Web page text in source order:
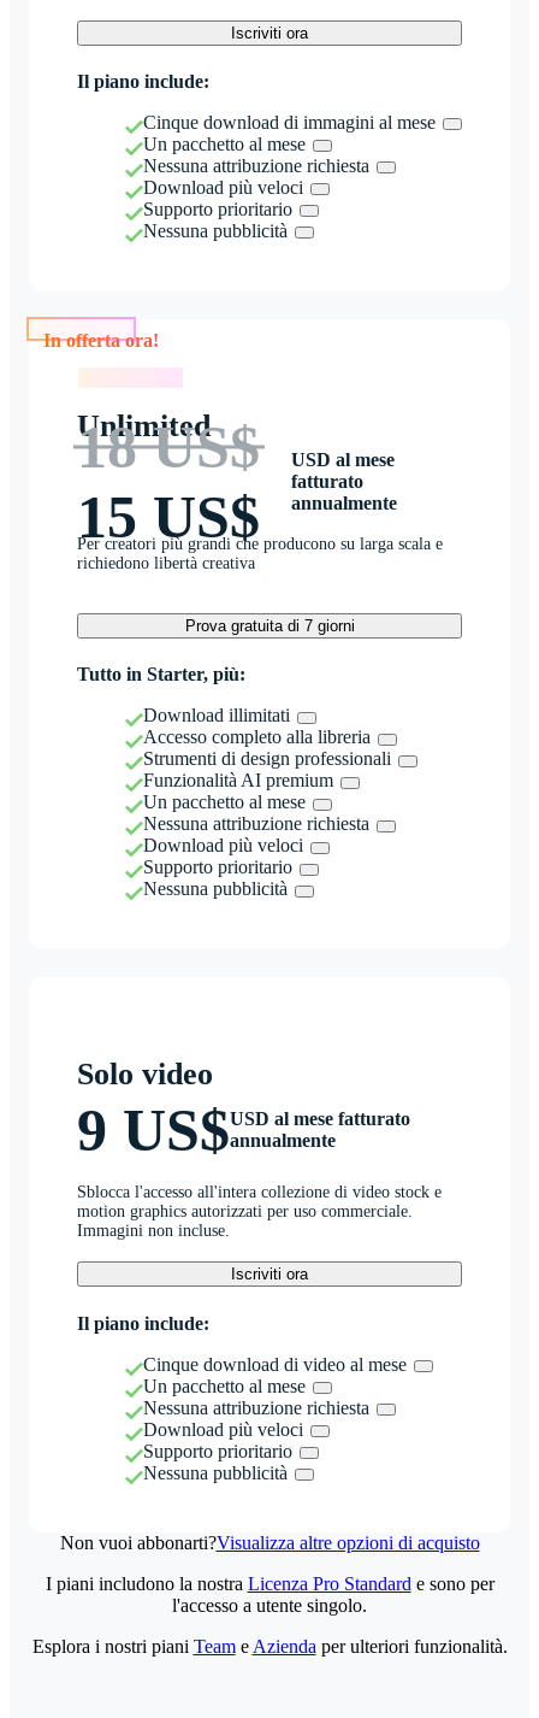
Iscriviti ora
Il piano include:
Cinque download di immagini al mese
Un pacchetto al mese
Nessuna attribuzione richiesta
Download più veloci
Supporto prioritario
Nessuna pubblicità
Unlimited
18 US$
15 US$
USD al mese
fatturato
annualmente
Per creatori più grandi che producono su larga scala e
richiedono libertà creativa
Prova gratuita di 7 giorni
Tutto in Starter, più:
Download illimitati
Accesso completo alla libreria
Strumenti di design professionali
Funzionalità AI premium
Un pacchetto al mese
Nessuna attribuzione richiesta
Download più veloci
Supporto prioritario
Nessuna pubblicità
Solo video
9 US$USD al mese fatturato
annualmente
Sblocca l'accesso all'intera collezione di video stock e
motion graphics autorizzati per uso commerciale.
Immagini non incluse.
Iscriviti ora
Il piano include:
Cinque download di video al mese
Un pacchetto al mese
Nessuna attribuzione richiesta
Download più veloci
Supporto prioritario
Nessuna pubblicità
Non vuoi abbonarti?Visualizza altre opzioni di acquisto
I piani includono la nostra Licenza Pro Standard e sono per
l'accesso a utente singolo.
Esplora i nostri piani Teame Azienda per ulteriori funzionalità.